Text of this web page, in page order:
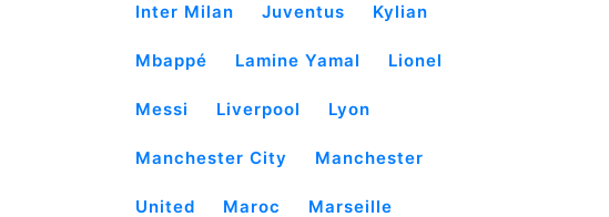
Inter Milan Juventus Kylian
Mbappé Lamine Yamal Lionel
Messi Liverpool Lyon
Manchester City Manchester
United Maroc Marseille